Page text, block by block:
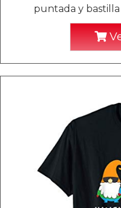
puntada y bastilla